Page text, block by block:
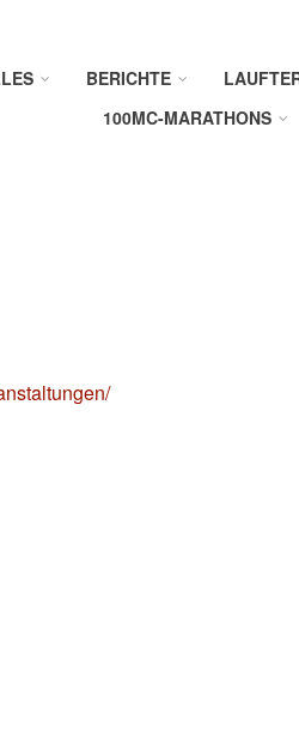
BERICHTE
100MC-MARATHONS